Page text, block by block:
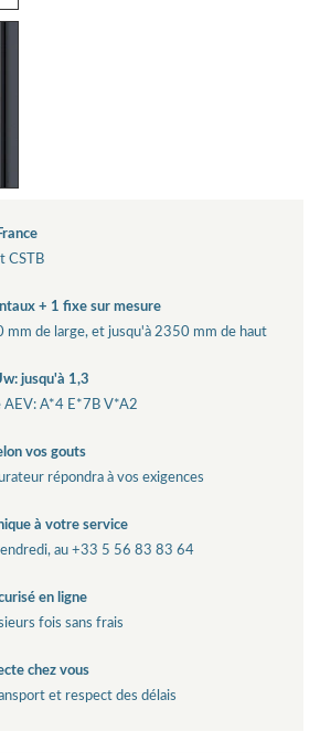
CSTB
+ 1 fixe sur mesure
mm de large, et jusqu'à 2350 mm de haut
jusqu'à 1,3
AEV: A*4 E*7B V*A2
vos gouts
répondra à vos exigences
à votre service
au +33 5 56 83 83 64
en ligne
fois sans frais
chez vous
et respect des délais